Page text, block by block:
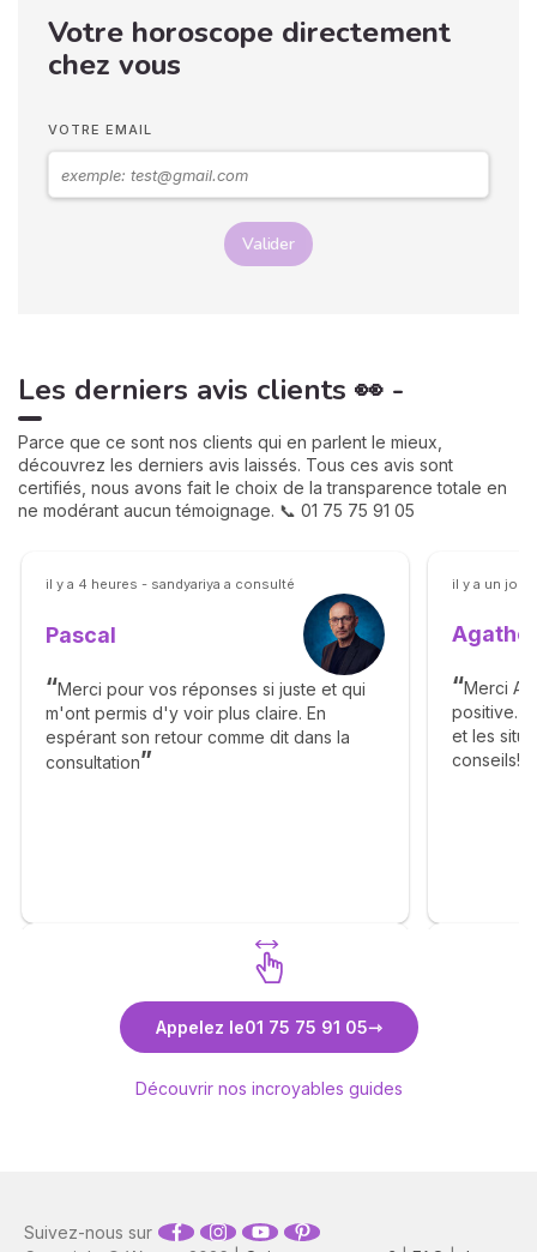
Votre horoscope directement
chez vous
VOTRE EMAIL
Valider
Les derniers avis clients 👀 -
Parce que ce sont nos clients qui en parlent le mieux,
découvrez les derniers avis laissés. Tous ces avis sont
certifiés, nous avons fait le choix de la transparence totale en
ne modérant aucun témoignage. 📞 01 75 75 91 05
il y a 4 heures - sandyariya a consulté
Pascal
Merci pour vos réponses si juste et qui
m'ont permis d'y voir plus claire. En
espérant son retour comme dit dans la
consultation
Découvrez Pascal
il y a un
Agathe
Merci
positive.
et les
conseils!
Appelez le01 75 75 91 05
Découvrir nos incroyables guides
Suivez-nous sur